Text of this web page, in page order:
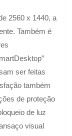
2560 x 1440, a
Também é
ser feitas
também
de proteção
de luz
visual